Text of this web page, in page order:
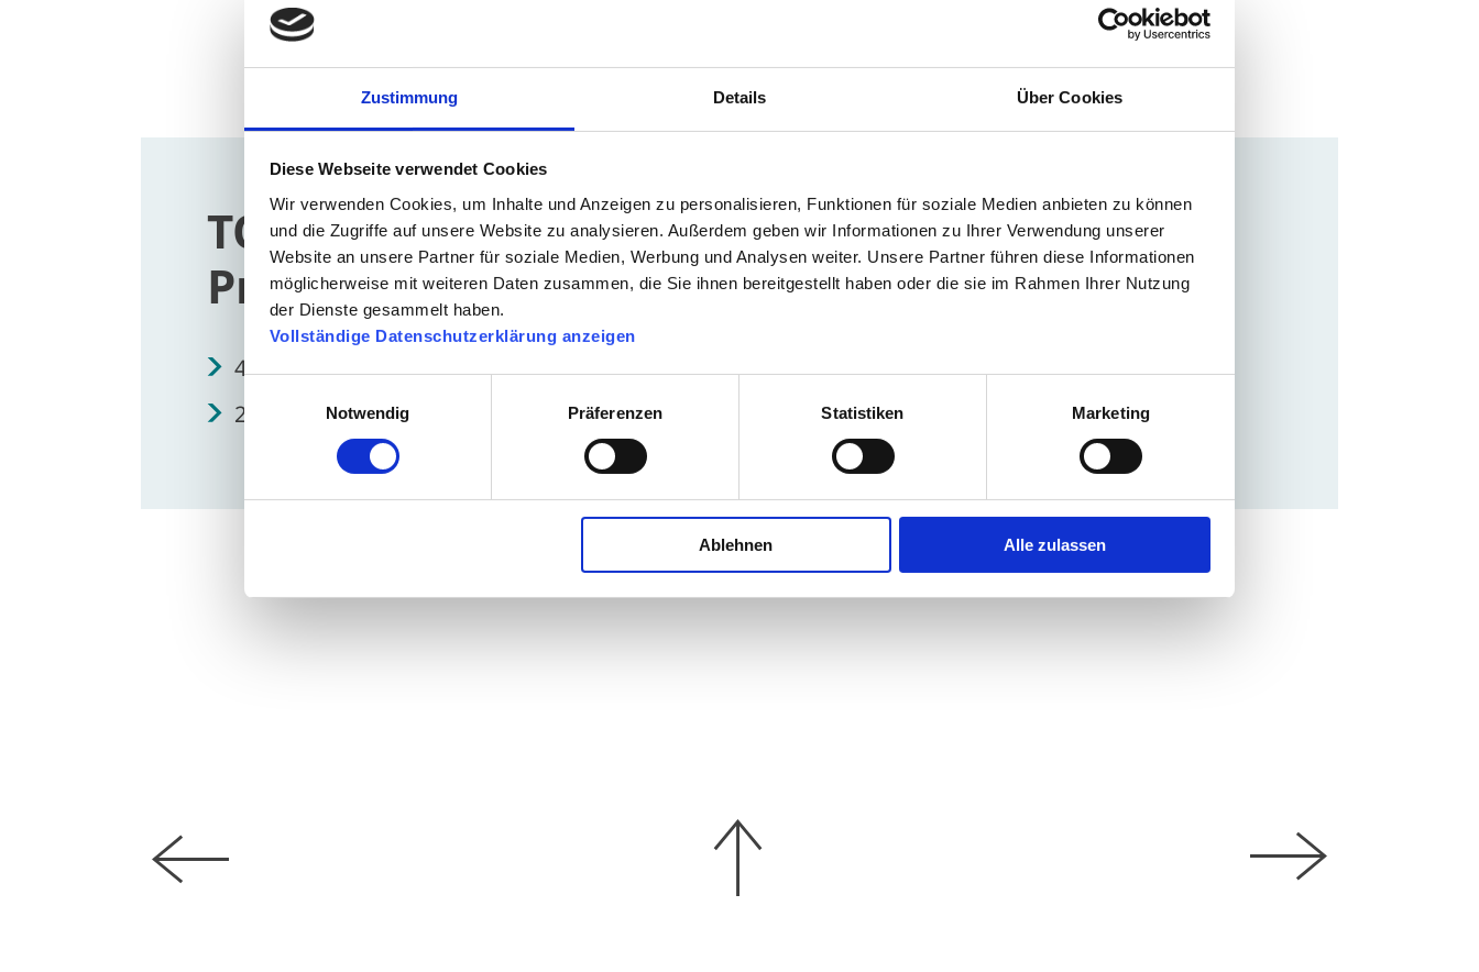
Zustimmung Details Über Cookies
Diese Webseite verwendet Cookies
Wir verwenden Cookies, um Inhalte und Anzeigen zu personalisieren, Funktionen für soziale Medien anbieten zu können
und die Zugriffe auf unsere Website zu analysieren. Außerdem geben wir Informationen zu Ihrer Verwendung unserer
Website an unsere Partner für soziale Medien, Werbung und Analysen weiter. Unsere Partner führen diese Informationen
möglicherweise mit weiteren Daten zusammen, die Sie ihnen bereitgestellt haben oder die sie im Rahmen Ihrer Nutzung
der Dienste gesammelt haben.
Vollständige Datenschutzerklärung anzeigen
Notwendig
Präferenzen Statistiken Marketing
Ablehnen Alle zulassen
TOSHIBA-Produkte in diesem
Projekt
4x HAORI Innengeräte
2x RAS Multi Außengeräte